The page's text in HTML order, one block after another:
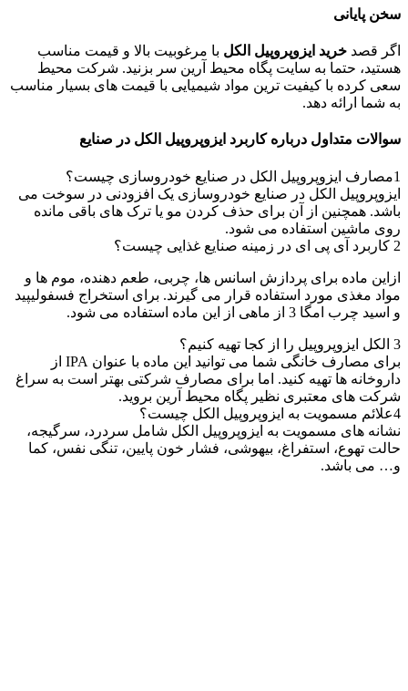
سخن پایانی
اگر قصد خرید ایزوپروپیل الکل با مرغوبیت بالا و قیمت مناسب
هستید، حتما به سایت پگاه محیط آرین سر بزنید. شرکت محیط
سعی کرده با کیفیت ترین مواد شیمیایی با قیمت های بسیار مناسب
به شما ارائه دهد.
سوالات متداول درباره کاربرد ایزوپروپیل الکل در صنایع
1مصارف ایزوپروپیل الکل در صنایع خودروسازی چیست؟
ایزوپروپیل الکل در صنایع خودروسازی یک افزودنی در سوخت می
باشد. همچنین از آن برای حذف کردن مو یا ترک های باقی مانده
روی ماشین استفاده می شود.
2 کاربرد آی پی ای در زمینه صنایع غذایی چیست؟
ازاین ماده برای پردازش اسانس ها، چربی، طعم دهنده، موم ها و
مواد مغذی مورد استفاده قرار می گیرند. برای استخراج فسفولیپید
و اسید چرب امگا 3 از ماهی از این ماده استفاده می شود.
3 الکل ایزوپروپیل را از کجا تهیه کنیم؟
برای مصارف خانگی شما می توانید این ماده با عنوان IPA از
داروخانه ها تهیه کنید. اما برای مصارف شرکتی بهتر است به سراغ
شرکت های معتبری نظیر پگاه محیط آرین بروید.
4علائم مسمویت به ایزوپروپیل الکل چیست؟
نشانه های مسمویت به ایزوپروپیل الکل شامل سردرد، سرگیجه،
حالت تهوع، استفراغ، بیهوشی، فشار خون پایین، تنگی نفس، کما
و… می باشد.